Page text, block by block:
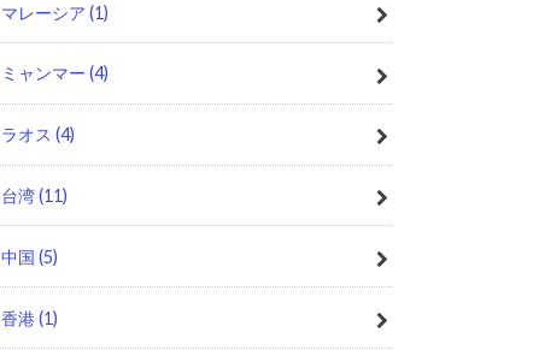
マレーシア (1)
ミャンマー (4)
ラオス (4)
台湾(11)
中国 (5)
香港(1)